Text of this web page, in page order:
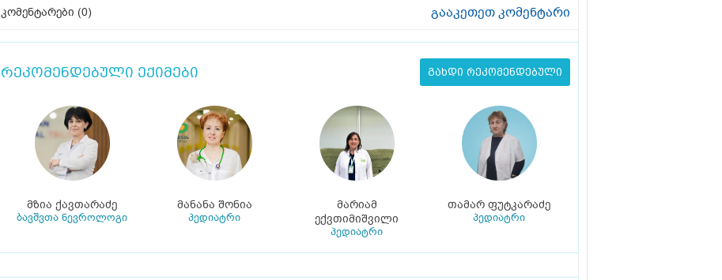
კომენტარები (0) გააკეთეთ კომენტარი
რეკომენდებული ექიმები გახდი რეკომენდებული
მზია ქავთარაძე
ბავშვთა ნევროლოგი
მანანა შონია
პედიატრი
მარიამ
ექვთიმიშვილი
პედიატრი
თამარ ფუტკარაძე
პედიატრი